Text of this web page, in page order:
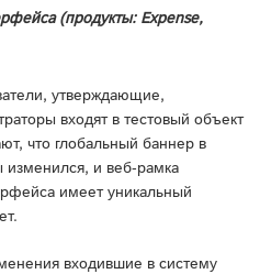
(продукты: Expense,
утверждающие,
входят в тестовый объект
что глобальный баннер в
изменился, и веб-рамка
имеет уникальный
входившие в систему